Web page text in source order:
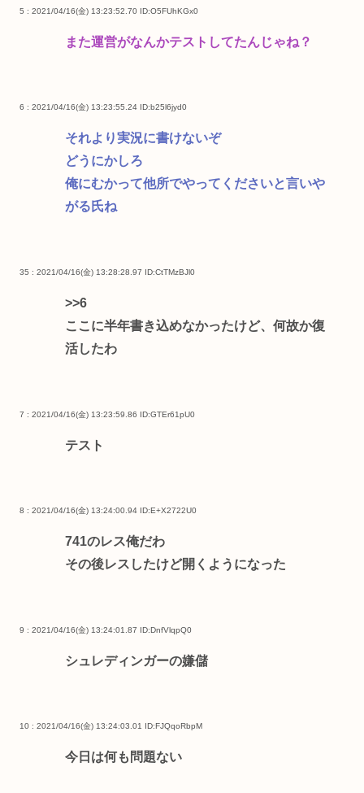
5 : 2021/04/16(金) 13:23:52.70 ID:O5FUhKGx0
また運営がなんかテストしてたんじゃね？
6 : 2021/04/16(金) 13:23:55.24 ID:b25l6jyd0
それより実況に書けないぞ
どうにかしろ
俺にむかって他所でやってくださいと言いや
がる氏ね
35 : 2021/04/16(金) 13:28:28.97 ID:CtTMzBJl0
>>6
ここに半年書き込めなかったけど、何故か復
活したわ
7 : 2021/04/16(金) 13:23:59.86 ID:GTEr61pU0
テスト
8 : 2021/04/16(金) 13:24:00.94 ID:E+X2722U0
741のレス俺だわ
その後レスしたけど開くようになった
9 : 2021/04/16(金) 13:24:01.87 ID:DnfVlqpQ0
シュレディンガーの嫌儲
10 : 2021/04/16(金) 13:24:03.01 ID:FJQqoRbpM
今日は何も問題ない